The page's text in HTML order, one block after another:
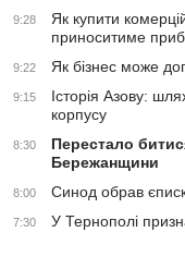
9:28
Як купити
приноситиме
9:22 Як бізнес може
9:15
Історія Азову:
корпусу
8:30
Перестало
Бережанщини
8:00 Синод обрав
7:30 У Тернополі